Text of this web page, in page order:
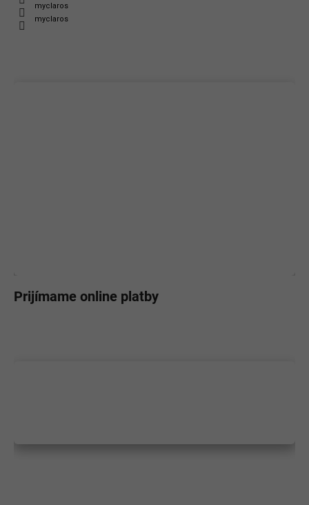
myclaros
myclaros
Prijímame online platby